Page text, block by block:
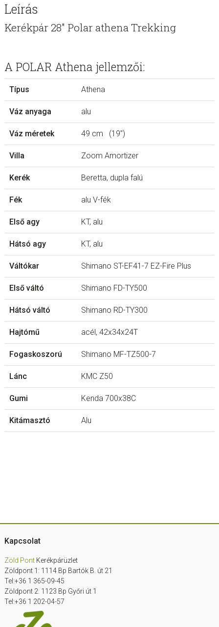
Leírás
Kerékpár 28″ Polar athena Trekking
A POLAR Athena jellemzői:
Típus Athena
Váz anyaga alu
Váz méretek 49 cm (19″)
Villa Zoom Amortizer
Kerék Beretta, dupla falú
Fék alu V-fék
Első agy KT, alu
Hátsó agy KT, alu
Váltókar Shimano ST-EF41-7 EZ-Fire Plus
Első váltó Shimano FD-TY500
Hátsó váltó Shimano RD-TY300
Hajtómű acél, 42x34x24T
Fogaskoszorú Shimano MF-TZ500-7
Lánc KMC Z50
Gumi Kenda 700x38C
Kitámasztó Alu
Footer
Kapcsolat
Zöld PontKerékpárüzlet
Zöldpont 1: 1114 Bp Bartók B. út 21
Tel:+36 1 365-09-45
Zöldpont 2: 1123 Bp Győri út 1
Tel:+36 1 202-04-57